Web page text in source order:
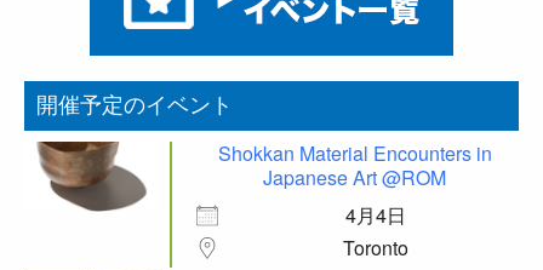
開催予定のイベント
Shokkan Material Encounters in
Japanese Art @ROM
4月4日
Toronto